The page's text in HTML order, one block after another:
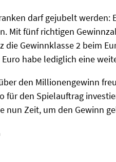
darf gejubelt werden:
Mit fünf richtigen
die Gewinnklasse 2 beim
habe lediglich eine
den Millionengewinn
für den Spielauftrag
nun Zeit, um den Gewinn